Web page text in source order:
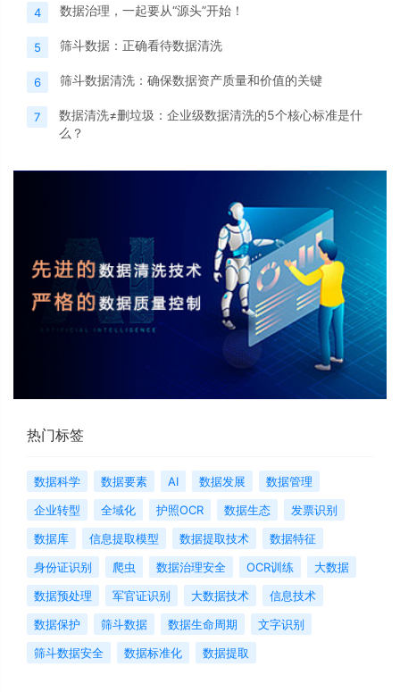
4 数据治理，一起要从“源头”开始！
5 筛斗数据：正确看待数据清洗
6 筛斗数据清洗：确保数据资产质量和价值的关键
7
数据清洗≠删垃圾：企业级数据清洗的5个核心标准是什
么？
热门标签
数据科学 数据要素 AI 数据发展
数据管理
企业转型
全域化 护照OCR 数据生态
发票识别
数据库
信息提取模型 数据提取技术
数据特征
身份证识别
爬虫 数据治理安全 OCR训练
大数据
数据预处理
军官证识别 大数据技术
信息技术
数据保护
筛斗数据 数据生命周期
文字识别
筛斗数据安全
数据标准化 数据提取